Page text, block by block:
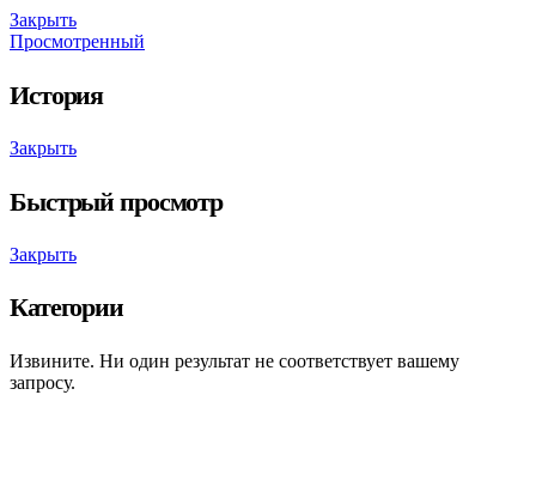
Закрыть
Просмотренный
История
Закрыть
Быстрый просмотр
Закрыть
Категории
Извините. Ни один результат не соответствует вашему
запросу.